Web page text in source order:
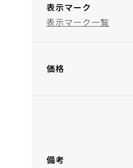
表示マーク
表示マーク一覧
価格
備考